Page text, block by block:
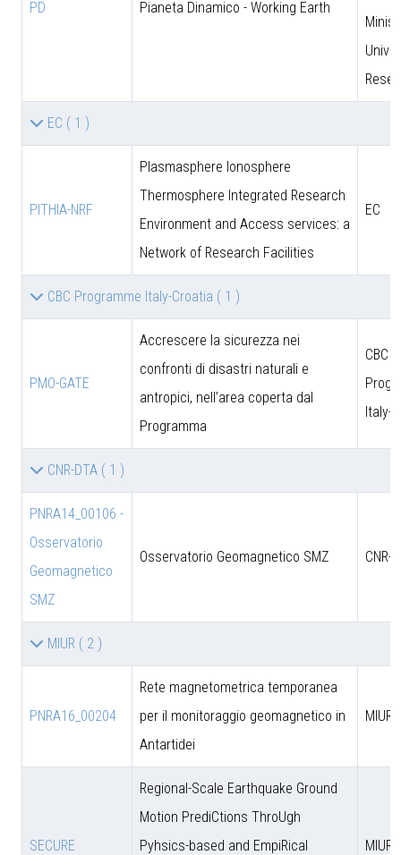
PD Pianeta Dinamico - Working Earth
EC ( 1 )
PITHIA-NRF
Plasmasphere Ionosphere
Thermosphere Integrated Research
Environment and Access services: a
Network of Research Facilities
EC
CBC Programme Italy-Croatia ( 1 )
PMO-GATE
Accrescere la sicurezza nei
confronti di disastri naturali e
antropici, nell’area coperta dal
Programma
CBC
Italy-
CNR-DTA ( 1 )
PNRA14_00106 -
Osservatorio
Geomagnetico
SMZ
Osservatorio Geomagnetico SMZ CNR-
MIUR ( 2 )
PNRA16_00204
Rete magnetometrica temporanea
per il monitoraggio geomagnetico in
Antartidei
MIUR
SECURE
Regional-Scale Earthquake Ground
Motion PrediCtions ThroUgh
Pyhsics-based and EmpiRical
MIUR